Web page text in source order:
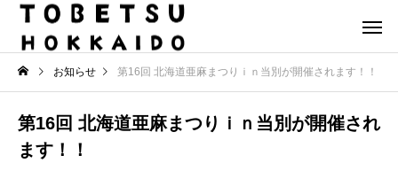
お知らせ 第16回 北海道亜麻まつりｉｎ当別が開催されます！！
第16回 北海道亜麻まつりｉｎ当別が開催され
ます！！